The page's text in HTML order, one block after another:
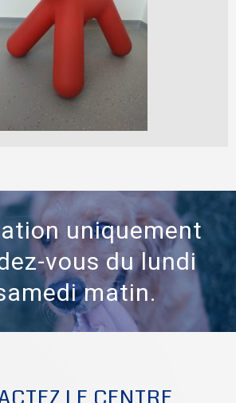
uniquement
vous du lundi
matin.